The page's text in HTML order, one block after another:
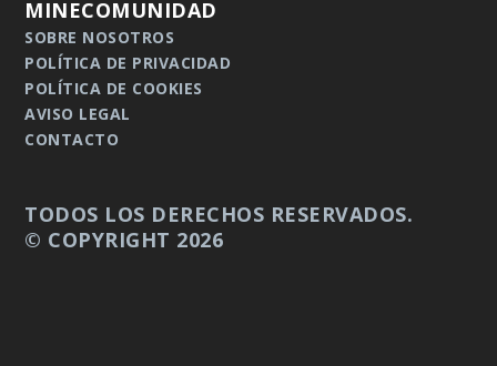
MINECOMUNIDAD
SOBRE NOSOTROS
POLÍTICA DE PRIVACIDAD
POLÍTICA DE COOKIES
AVISO LEGAL
CONTACTO
TODOS LOS DERECHOS RESERVADOS.
© COPYRIGHT 2026